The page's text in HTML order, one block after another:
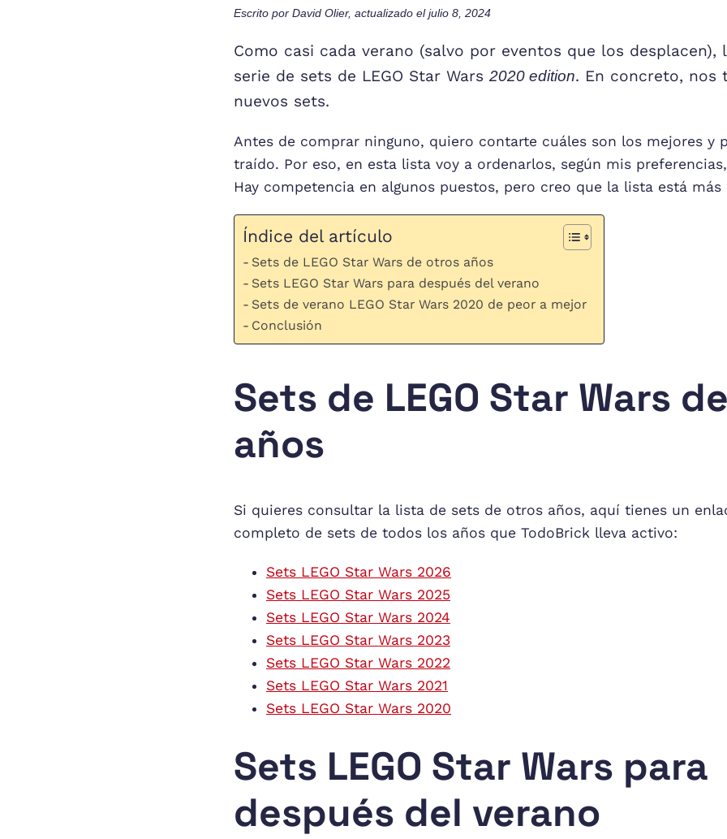
Escrito por David Olier, actualizado eljulio 8, 2024
Como casi cada verano (salvo por eventos que los desplacen),
serie de sets de LEGO Star Wars 2020 edition. En concreto, nos
nuevos sets.
Antes de comprar ninguno, quiero contarte cuáles son los mejores y
traído. Por eso, en esta lista voy a ordenarlos, según mis
Hay competencia en algunos puestos, pero creo que la lista está más
Índice del artículo
Sets de LEGO Star Wars de otros años
Sets LEGO Star Wars para después del verano
Sets de verano LEGO Star Wars 2020 de peor a mejor
Conclusión
Sets de LEGO Star Wars
años
Si quieres consultar la lista de sets de otros años, aquí tienes un
completo de sets de todos los años que TodoBrick lleva activo:
Sets LEGO Star Wars 2026
Sets LEGO Star Wars 2025
Sets LEGO Star Wars 2024
Sets LEGO Star Wars 2023
Sets LEGO Star Wars 2022
Sets LEGO Star Wars 2021
Sets LEGO Star Wars 2020
Sets LEGO Star Wars para
después del verano